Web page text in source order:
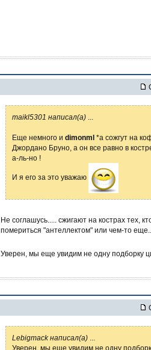
maikl5301 написал(а)
Еще немного и dimonml *а сожгут на
Джордано Бруно, а он все равно в
а-ль-но !
И я его за это уважаю
Не соглашусь..... сжигают на кострах тех,
помериться "антеллектом" или чем-то
Уверен, мы еще увидим не одну подборку
Lebigmack написал(а)
Уверен, мы еще увидим не одну